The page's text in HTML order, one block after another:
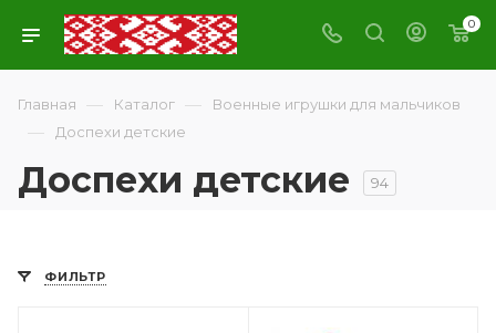
0
Главная — Каталог — Военные игрушки для мальчиков
— Доспехи детские
Доспехи детские 94
ФИЛЬТР